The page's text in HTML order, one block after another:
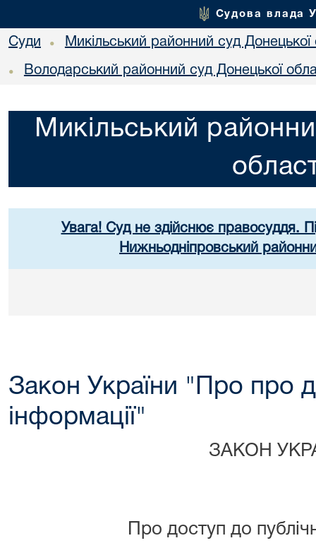
Судова влада
Суди • Микільський районний суд Донецької
• Володарський районний суд Донецької
Микільський
Увага! Суд не здійснює правосуддя.
Нижньодніпровський
Закон України "Про про
інформації"
ЗАКОН
Про доступ до